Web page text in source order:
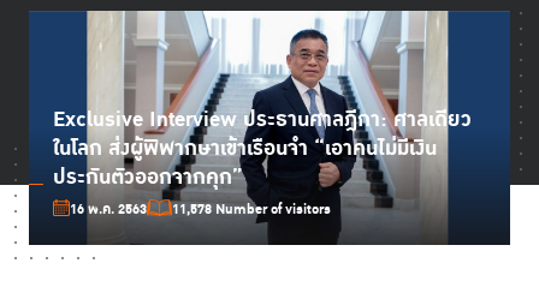
Exclusive Interview ประธานศาลฎีกา: ศาลเดียว
ในโลก ส่งผู้พิพากษาเข้าเรือนจำ “เอาคนไม่มีเงิน
ประกันตัวออกจากคุก”
16 พ.ค. 2563 11,578 Number of visitors